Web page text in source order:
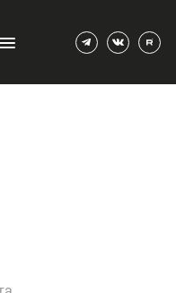
TelegramВконтакте
Rutube